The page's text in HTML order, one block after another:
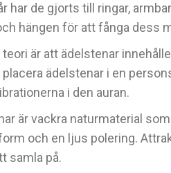
har de gjorts till ringar,
hängen för att fånga dess
teori är att ädelstenar
ädelstenar i en
i den auran.
är vackra naturmaterial
och en ljus polering.
samla på.